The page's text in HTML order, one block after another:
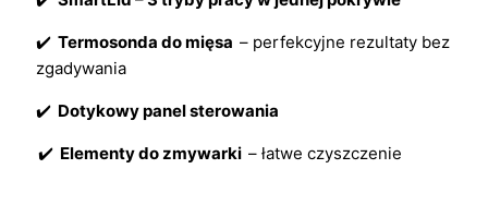
✔️ Termosonda do mięsa – perfekcyjne rezultaty bez
zgadywania
✔️ Dotykowy panel sterowania
✔️ Elementy do zmywarki – łatwe czyszczenie